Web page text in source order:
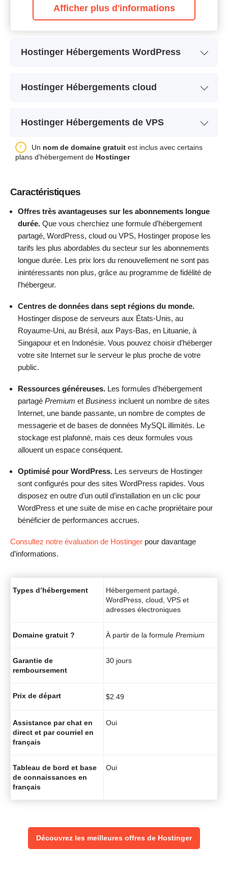
Afficher plus d'informations
Hostinger Hébergements WordPress
Stockage
Sauvegarde
Nombre de mois gratuits
+
Afficher plus d'informations
Hostinger Hébergements cloud
Stockage
Bande passante
RAM
Nombre de mois gratuits
Illimité
2
Afficher plus d'informations
Hostinger Hébergements de VPS
Nom de l'abonnement
RAM
KVM 1
4 GB
4.99
Afficher plus d'informations
Un nom de domaine gratuit est inclus avec certains
plans d'hébergement de Hostinger
Caractéristiques
Offres très avantageuses sur les abonnements longue
durée. Que vous cherchiez une formule d’hébergement
partagé, WordPress, cloud ou VPS, Hostinger propose les
tarifs les plus abordables du secteur sur les abonnements
longue durée. Les prix lors du renouvellement ne sont pas
inintéressants non plus, grâce au programme de fidélité de
l’hébergeur.
Centres de données dans sept régions du monde.
Hostinger dispose de serveurs aux États-Unis, au
Royaume-Uni, au Brésil, aux Pays-Bas, en Lituanie, à
Singapour et en Indonésie. Vous pouvez choisir d’héberger
votre site Internet sur le serveur le plus proche de votre
public.
Ressources généreuses. Les formules d’hébergement
partagé Premium et Business incluent un nombre de sites
Internet, une bande passante, un nombre de comptes de
messagerie et de bases de données MySQL illimités. Le
stockage est plafonné, mais ces deux formules vous
allouent un espace conséquent.
Optimisé pour WordPress. Les serveurs de Hostinger
sont configurés pour des sites WordPress rapides. Vous
disposez en outre d’un outil d’installation en un clic pour
WordPress et une suite de mise en cache propriétaire pour
bénéficier de performances accrues.
Consultez notre évaluation de Hostinger pour davantage
d’informations.
Types d’hébergement
Hébergement partagé,
WordPress, cloud, VPS et
adresses électroniques
Domaine gratuit ? À partir de la formule Premium
Garantie de
remboursement
30 jours
Prix de départ $2.49
Assistance par chat en
direct et par courriel en
français
Oui
Tableau de bord et base
de connaissances en
français
Oui
Découvrez les meilleures offres de Hostinger